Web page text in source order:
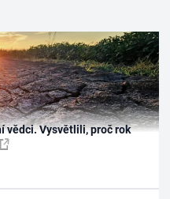
vědci. Vysvětlili, proč rok